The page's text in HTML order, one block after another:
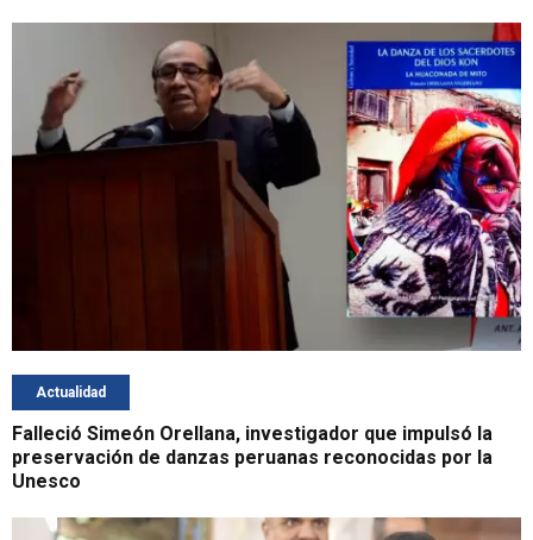
Actualidad
Falleció Simeón Orellana, investigador que impulsó la
preservación de danzas peruanas reconocidas por la
Unesco